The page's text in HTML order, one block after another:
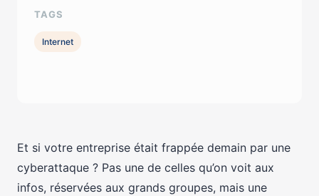
Et si votre entreprise était frappée demain par une
cyberattaque ? Pas une de celles qu’on voit aux
infos, réservées aux grands groupes, mais une
TAGS
Internet